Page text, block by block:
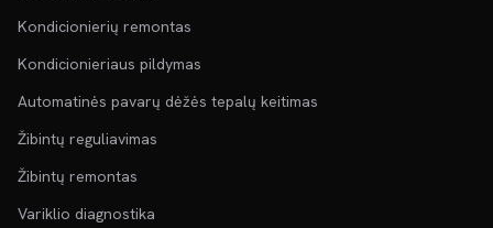
Kondicionierių remontas
Kondicionieriaus pildymas
Automatinės pavarų dėžės tepalų keitimas
Žibintų reguliavimas
Žibintų remontas
Variklio diagnostika